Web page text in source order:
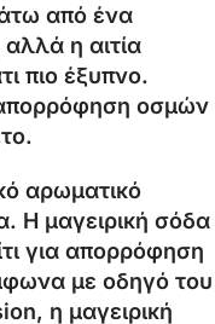
από ένα
η αιτία
πιο έξυπνο.
οσμών
αρωματικό
Η μαγειρική σόδα
για απορρόφηση
με οδηγό του
η μαγειρική